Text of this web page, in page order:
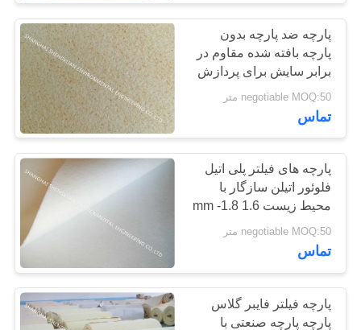
کیسه فیلتر کیسه ای
14
کمربند پلیستر
17
پارچه ضد پارچه بدون
پارچه بافته شده مقاوم در
برابر سایش برای پردازش
چوب
negotiable MOQ:50 متر
تماس
پارچه های فیلتر پلی اتیل
فلوئور اتيلن سازگار با
محیط زیست 1.6 mm -1.8
mm ضخامت
negotiable MOQ:50 متر
تماس
پارچه فیلتر فایبر گلاس
پارچه پارچه صنعتی با